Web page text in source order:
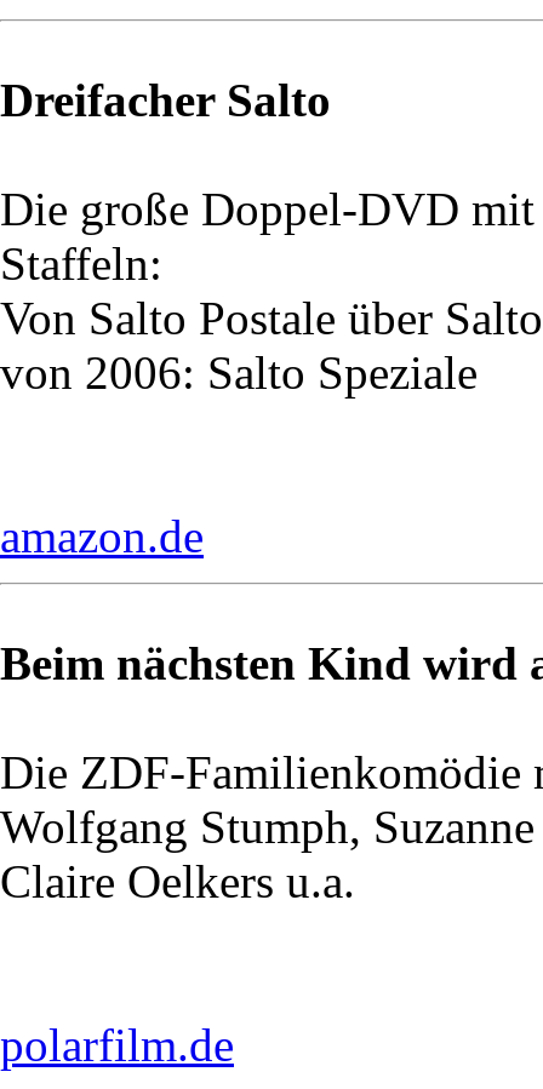
Dreifacher Salto
Die große Doppel-DVD mit
Staffeln:
Von Salto Postale über
von 2006: Salto Speziale
amazon.de
Beim nächsten Kind wird
Die ZDF-Familienkomödie
Wolfgang Stumph,
Claire Oelkers u.a.
polarfilm.de